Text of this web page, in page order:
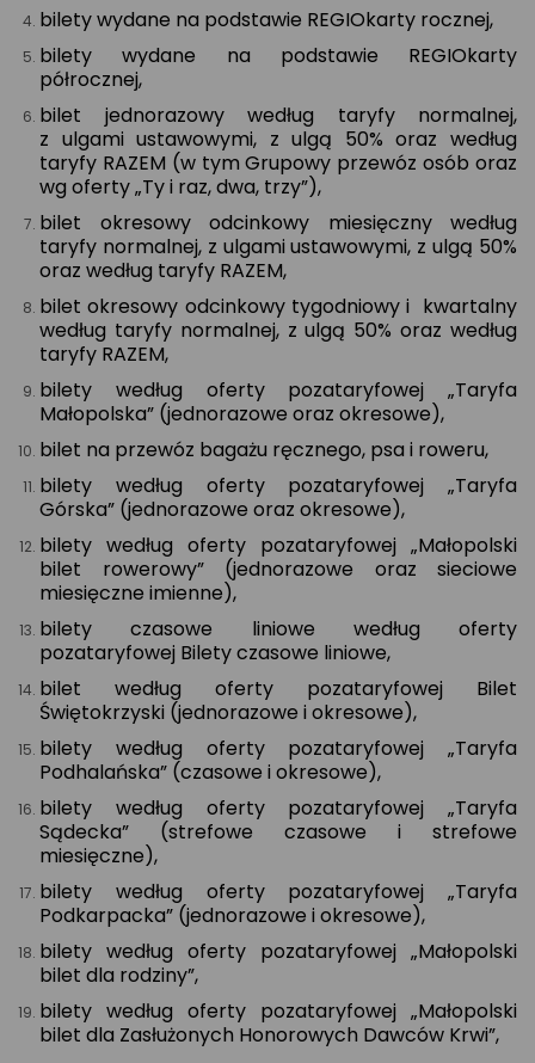
bilety wydane na podstawie REGIOkarty rocznej,
bilety wydane na podstawie REGIOkarty
półrocznej,
bilet jednorazowy według taryfy normalnej,
z ulgami ustawowymi, z ulgą 50% oraz według
taryfy RAZEM (w tym Grupowy przewóz osób oraz
wg oferty „Ty i raz, dwa, trzy”),
bilet okresowy odcinkowy miesięczny według
taryfy normalnej, z ulgami ustawowymi, z ulgą 50%
oraz według taryfy RAZEM,
bilet okresowy odcinkowy tygodniowy i kwartalny
według taryfy normalnej, z ulgą 50% oraz według
taryfy RAZEM,
bilety według oferty pozataryfowej „Taryfa
Małopolska” (jednorazowe oraz okresowe),
bilet na przewóz bagażu ręcznego, psa i roweru,
bilety według oferty pozataryfowej „Taryfa
Górska” (jednorazowe oraz okresowe),
bilety według oferty pozataryfowej „Małopolski
bilet rowerowy” (jednorazowe oraz sieciowe
miesięczne imienne),
bilety czasowe liniowe według oferty
pozataryfowej Bilety czasowe liniowe,
bilet według oferty pozataryfowej Bilet
Świętokrzyski (jednorazowe i okresowe),
bilety według oferty pozataryfowej „Taryfa
Podhalańska” (czasowe i okresowe),
bilety według oferty pozataryfowej „Taryfa
Sądecka” (strefowe czasowe i strefowe
miesięczne),
bilety według oferty pozataryfowej „Taryfa
Podkarpacka” (jednorazowe i okresowe),
bilety według oferty pozataryfowej „Małopolski
bilet dla rodziny”,
bilety według oferty pozataryfowej „Małopolski
bilet dla Zasłużonych Honorowych Dawców Krwi”,